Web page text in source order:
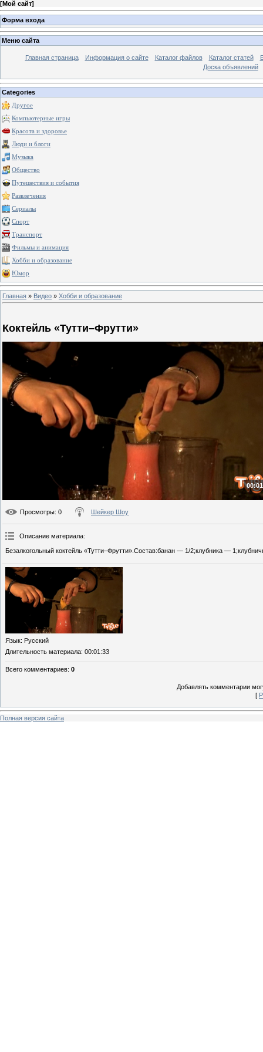
[Мой сайт]
Форма входа
Меню сайта
Главная страница Информация о сайте Каталог файлов Каталог статей
Доска объявлений
Categories
Другое
Компьютерные игры
Красота и здоровье
Люди и блоги
Музыка
Общество
Путешествия и события
Развлечения
Сериалы
Спорт
Транспорт
Фильмы и анимация
Хобби и образование
Юмор
Главная » Видео » Хобби и образование
Коктейль «Тутти–Фрутти»
Просмотры: 0 Шейкер Шоу
Описание материала:
Безалкогольный коктейль «Тутти–Фрутти».Состав:банан — 1/2;клубника —
Язык: Русский
Длительность материала: 00:01:33
Всего комментариев: 0
Добавлять комментарии
[
Полная версия сайта